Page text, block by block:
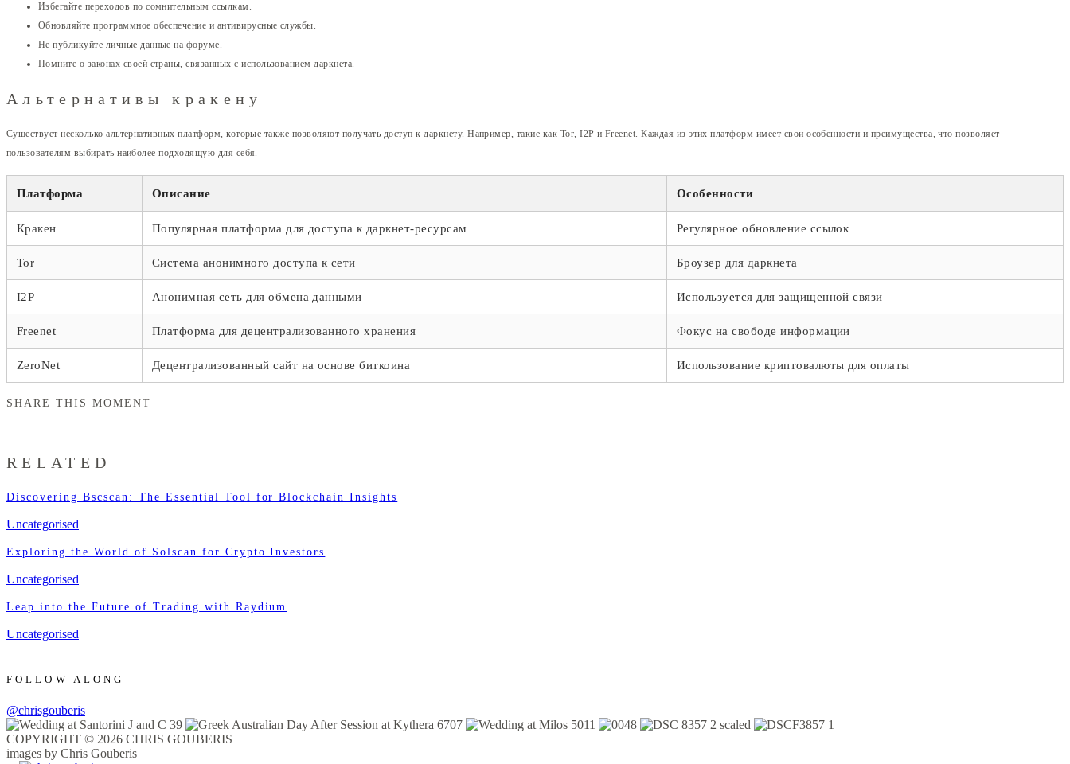
Избегайте переходов по сомнительным ссылкам.
Обновляйте программное обеспечение и антивирусные службы.
Не публикуйте личные данные на форуме.
Помните о законах своей страны, связанных с использованием даркнета.
Альтернативы кракену
Существует несколько альтернативных платформ, которые также позволяют получать доступ к даркнету. Например, такие как Tor, I2P и Freenet. Каждая из этих платформ имеет свои особенности и преимущества, что позволяет
пользователям выбирать наиболее подходящую для себя.
Платформа Описание Особенности
Кракен Популярная платформа для доступа к даркнет-ресурсам Регулярное обновление ссылок
Tor Система анонимного доступа к сети Броузер для даркнета
I2P Анонимная сеть для обмена данными Используется для защищенной связи
Freenet Платформа для децентрализованного хранения Фокус на свободе информации
ZeroNet Децентрализованный сайт на основе биткоина Использование криптовалюты для оплаты
SHARE THIS MOMENT
RELATED
Discovering Bscscan: The Essential Tool for Blockchain Insights
Uncategorised
Exploring the World of Solscan for Crypto Investors
Uncategorised
Leap into the Future of Trading with Raydium
Uncategorised
FOLLOW ALONG
@chrisgouberis
COPYRIGHT © 2026 CHRIS GOUBERIS
images by Chris Gouberis